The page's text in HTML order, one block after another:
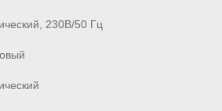
230В/50 Гц